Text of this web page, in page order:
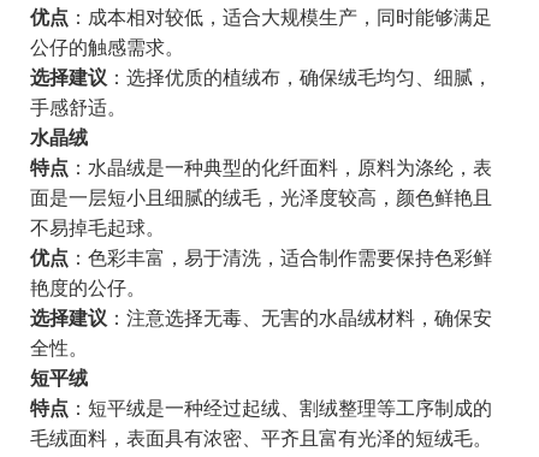
优点 ：成本相对较低，适合大规模生产，同时能够满足
公仔的触感需求。
选择建议 ：选择优质的植绒布，确保绒毛均匀、细腻，
手感舒适。
水晶绒
特点 ：水晶绒是一种典型的化纤面料，原料为涤纶，表
面是一层短小且细腻的绒毛，光泽度较高，颜色鲜艳且
不易掉毛起球。
优点 ：色彩丰富，易于清洗，适合制作需要保持色彩鲜
艳度的公仔。
选择建议 ：注意选择无毒、无害的水晶绒材料，确保安
全性。
短平绒
特点 ：短平绒是一种经过起绒、割绒整理等工序制成的
毛绒面料，表面具有浓密、平齐且富有光泽的短绒毛。